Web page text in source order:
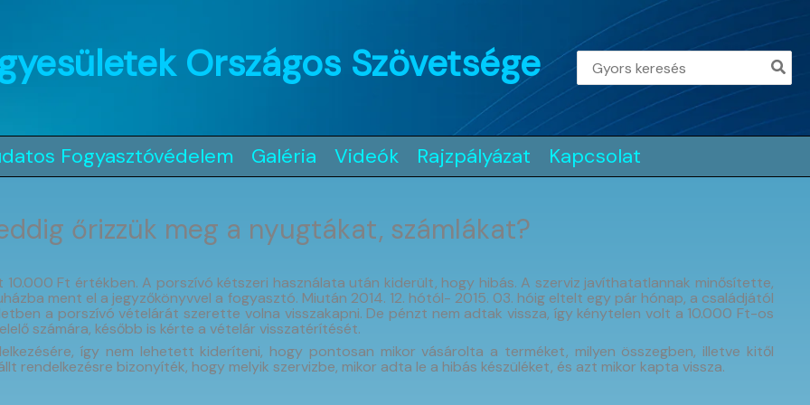
Országos Szövetsége
Search
for:
Fogyasztóvédelem Galéria Videók Rajzpályázat Kapcsolat
őrizzük meg a nyugtákat, számlákat?
Ft értékben. A porszívó kétszeri használata után kiderült, hogy hibás. A szerviz javíthatatlannak minősítette,
ment el a jegyzőkönyvvel a fogyasztó. Miután 2014. 12. hótól- 2015. 03. hóig eltelt egy pár hónap, a családjától
a porszívó vételárát szerette volna visszakapni. De pénzt nem adtak vissza, így kénytelen volt a 10.000 Ft-os
számára, később is kérte a vételár visszatérítését.
így nem lehetett kideríteni, hogy pontosan mikor vásárolta a terméket, milyen összegben, illetve kitől
rendelkezésre bizonyíték, hogy melyik szervizbe, mikor adta le a hibás készüléket, és azt mikor kapta vissza.